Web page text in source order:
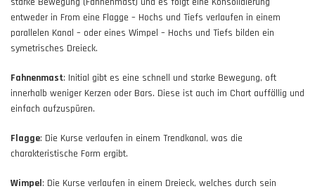
entweder in From eine Flagge – Hochs und Tiefs verlaufen in einem
parallelen Kanal – oder eines Wimpel – Hochs und Tiefs bilden ein
symetrisches Dreieck.
Fahnenmast: Initial gibt es eine schnell und starke Bewegung, oft
innerhalb weniger Kerzen oder Bars. Diese ist auch im Chart auffällig und
einfach aufzuspüren.
Flagge: Die Kurse verlaufen in einem Trendkanal, was die
charakteristische Form ergibt.
Wimpel: Die Kurse verlaufen in einem Dreieck, welches durch sein